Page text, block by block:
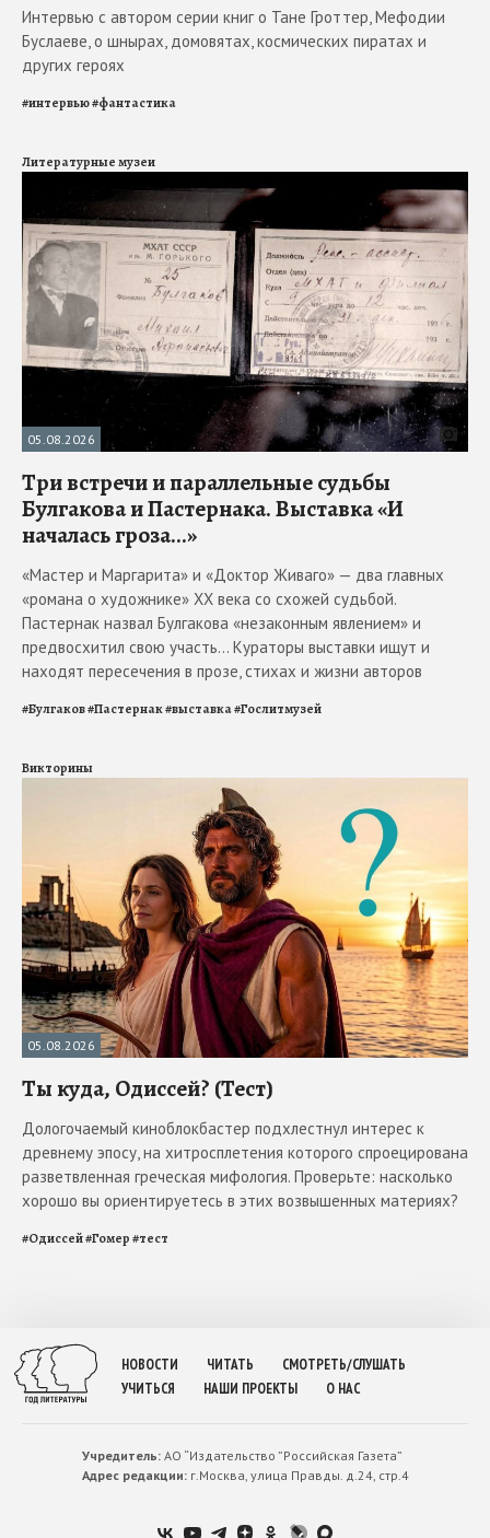
Интервью с автором серии книг о Тане Гроттер, Мефодии
Буслаеве, о шнырах, домовятах, космических пиратах и
других героях
#интервью#фантастика
Литературные музеи
05.08.2026
Три встречи и параллельные судьбы
Булгакова и Пастернака. Выставка «И
началась гроза...»
«Мастер и Маргарита» и «Доктор Живаго» — два главных
«романа о художнике» ХХ века со схожей судьбой.
Пастернак назвал Булгакова «незаконным явлением» и
предвосхитил свою участь... Кураторы выставки ищут и
находят пересечения в прозе, стихах и жизни авторов
#Булгаков#Пастернак#выставка#Гослитмузей
Викторины
05.08.2026
Ты куда, Одиссей? (Тест)
Дологочаемый киноблокбастер подхлестнул интерес к
древнему эпосу, на хитросплетения которого спроецирована
разветвленная греческая мифология. Проверьте: насколько
хорошо вы ориентируетесь в этих возвышенных материях?
#Одиссей#Гомер#тест
НОВОСТИ ЧИТАТЬ
СМОТРЕТЬ/СЛУШАТЬ
УЧИТЬСЯ
НАШИ ПРОЕКТЫ О НАС
Учредитель:АО “Издательство ”Российская Газета”
Адрес редакции:г.Москва, улица Правды. д.24, стр.4